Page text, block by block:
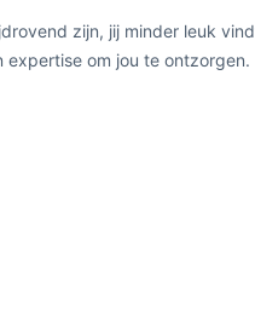
zijn, jij minder leuk
expertise om jou te ontzorgen.